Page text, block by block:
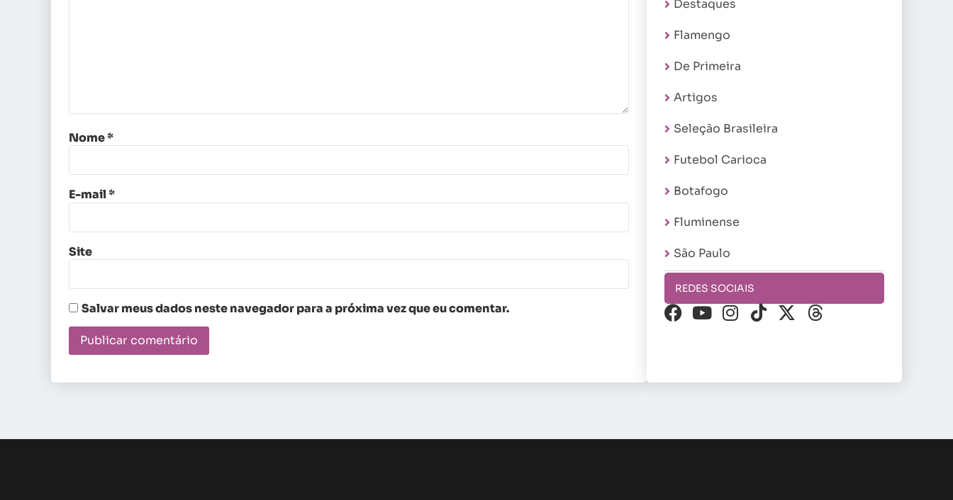
Nome*
E-mail*
Site
Salvar meus dados neste navegador para a próxima vez que eu comentar.
Destaques
Flamengo
De Primeira
Artigos
Seleção Brasileira
Futebol Carioca
Botafogo
Fluminense
São Paulo
REDES SOCIAIS